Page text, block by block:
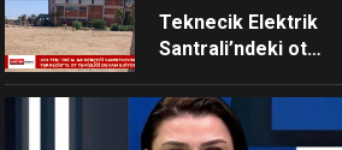
Teknecik Elektrik
Santrali’ndeki ot
Temmuz’dan beri
devam ediyor